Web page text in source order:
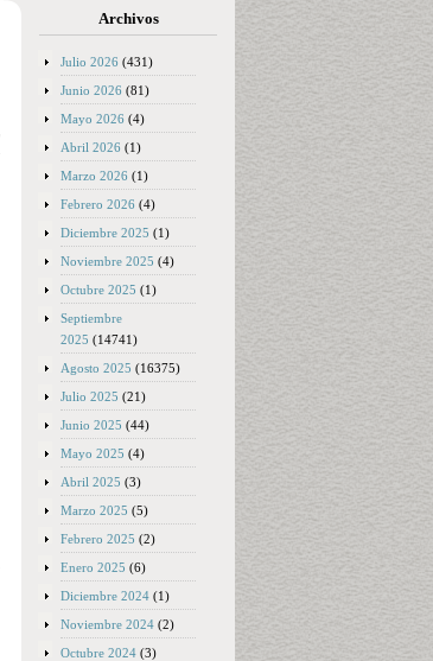
Archivos
Julio 2026 (431)
Junio 2026 (81)
Mayo 2026 (4)
Abril 2026 (1)
Marzo 2026 (1)
Febrero 2026 (4)
Diciembre 2025 (1)
Noviembre 2025 (4)
Octubre 2025 (1)
Septiembre
2025 (14741)
Agosto 2025 (16375)
Julio 2025 (21)
Junio 2025 (44)
Mayo 2025 (4)
Abril 2025 (3)
Marzo 2025 (5)
Febrero 2025 (2)
Enero 2025 (6)
Diciembre 2024 (1)
Noviembre 2024 (2)
Octubre 2024 (3)